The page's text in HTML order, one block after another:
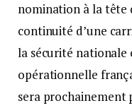
nomination à la tête
continuité d’une
la sécurité nationale
opérationnelle
sera prochainement